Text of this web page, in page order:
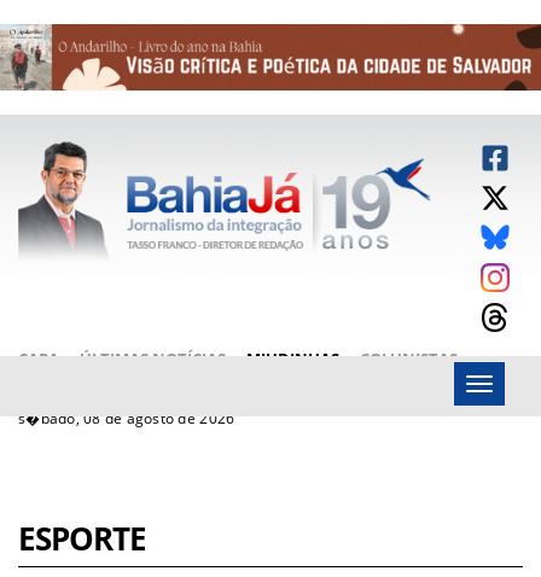
CAPA ÚLTIMAS NOTÍCIAS MIUDINHAS
COLUNISTAS
s�bado, 08 de agosto de 2026
Menu
ESPORTE